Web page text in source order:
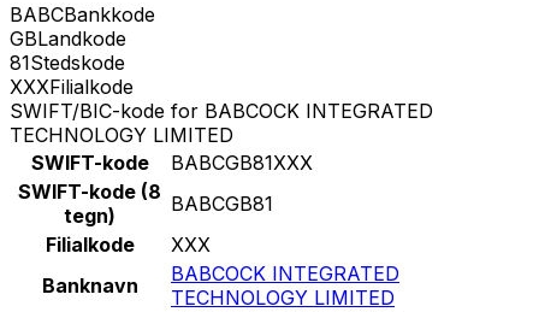
BABCBankkode
GBLandkode
81Stedskode
XXXFilialkode
SWIFT/BIC-kode for BABCOCK INTEGRATED
TECHNOLOGY LIMITED
SWIFT-kode
BABCGB81XXX
SWIFT-kode (8
tegn)
BABCGB81
Filialkode
XXX
Banknavn
BABCOCK INTEGRATED
TECHNOLOGY LIMITED